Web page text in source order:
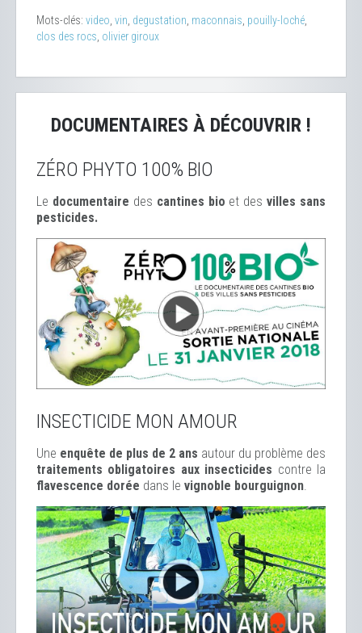
Mots-clés: video, vin, degustation, maconnais, pouilly-loché,
clos des rocs, olivier giroux
DOCUMENTAIRES À DÉCOUVRIR !
ZÉRO PHYTO 100% BIO
Le documentaire des cantines bio et desvilles sans
pesticides.
INSECTICIDE MON AMOUR
Une enquête de plus de 2 ans autour du problème des
traitements obligatoires aux insecticides contre la
flavescence dorée dans le vignoble bourguignon.